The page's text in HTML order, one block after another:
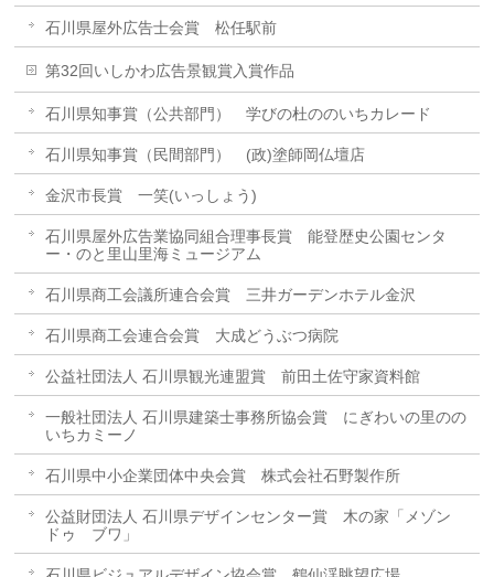
石川県屋外広告士会賞 松任駅前
第32回いしかわ広告景観賞入賞作品
石川県知事賞（公共部門） 学びの杜ののいちカレード
石川県知事賞（民間部門） (政)塗師岡仏壇店
金沢市長賞 一笑(いっしょう)
石川県屋外広告業協同組合理事長賞 能登歴史公園センタ
ー・のと里山里海ミュージアム
石川県商工会議所連合会賞 三井ガーデンホテル金沢
石川県商工会連合会賞 大成どうぶつ病院
公益社団法人 石川県観光連盟賞 前田土佐守家資料館
一般社団法人 石川県建築士事務所協会賞 にぎわいの里のの
いちカミーノ
石川県中小企業団体中央会賞 株式会社石野製作所
公益財団法人 石川県デザインセンター賞 木の家「メゾン
ドゥ ブワ」